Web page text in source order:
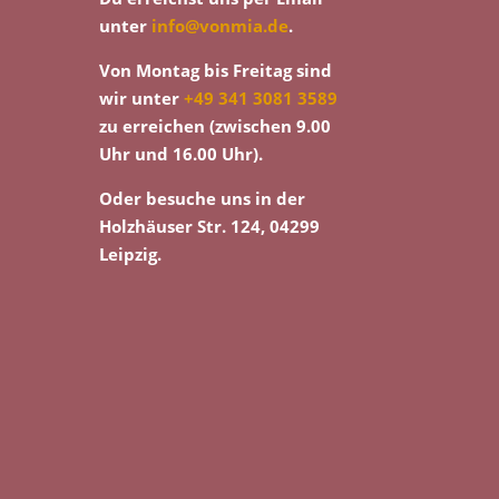
unter info@vonmia.de.
Von Montag bis Freitag sind
wir unter+49 341 3081 3589
zu erreichen (zwischen 9.00
Uhr und 16.00 Uhr).
Oder besuche uns in der
Holzhäuser Str. 124, 04299
Leipzig.